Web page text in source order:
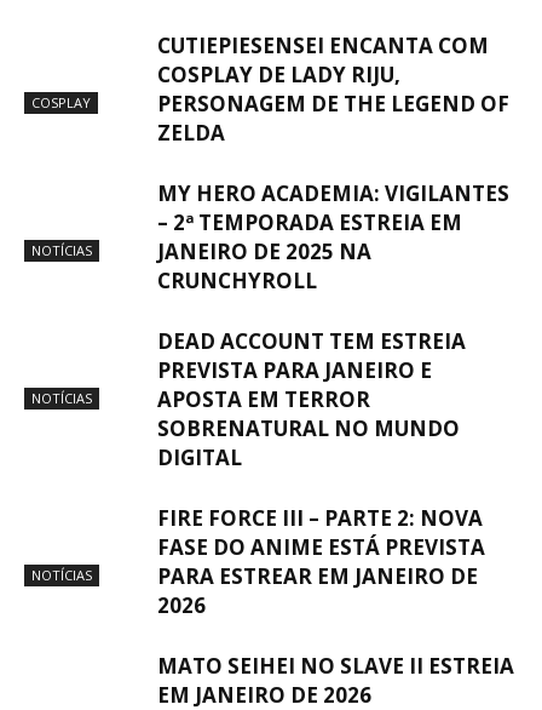
COSPLAY
CUTIEPIESENSEI ENCANTA COM
COSPLAY DE LADY RIJU,
PERSONAGEM DE THE LEGEND OF
ZELDA
NOTÍCIAS
MY HERO ACADEMIA: VIGILANTES
– 2ª TEMPORADA ESTREIA EM
JANEIRO DE 2025 NA
CRUNCHYROLL
NOTÍCIAS
DEAD ACCOUNT TEM ESTREIA
PREVISTA PARA JANEIRO E
APOSTA EM TERROR
SOBRENATURAL NO MUNDO
DIGITAL
NOTÍCIAS
FIRE FORCE III – PARTE 2: NOVA
FASE DO ANIME ESTÁ PREVISTA
PARA ESTREAR EM JANEIRO DE
2026
MATO SEIHEI NO SLAVE II ESTREIA
EM JANEIRO DE 2026